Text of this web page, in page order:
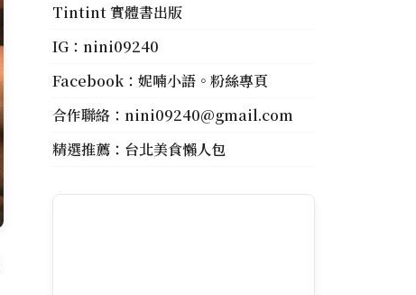
Tintint 實體書出版
IG：nini09240
Facebook：妮喃小語。粉絲專頁
合作聯絡：nini09240@gmail.com
精選推薦： 台北美食懶人包